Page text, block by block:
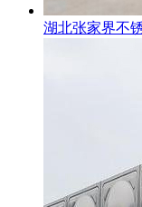
湖北张家界不